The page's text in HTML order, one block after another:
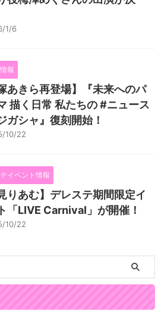
1/6
報
あきら再登場】『未来へのパ
描く日常 私たちの #ニュース
ガシャ』復刻開始！
10/22
イベント情報
りあむ】デレステ期間限定イ
「LIVE Carnival」が開催！
10/22